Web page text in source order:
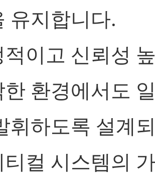
유지합니다.
적이고 신뢰성
한 환경에서도
휘하도록 설계
티컬 시스템의